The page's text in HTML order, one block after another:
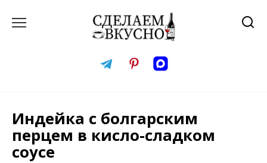
Индейка с болгарским
перцем в кисло-сладком
соусе